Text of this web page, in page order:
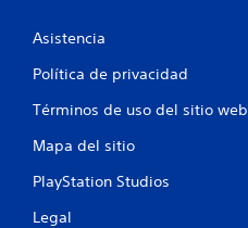
Asistencia
Política de privacidad
Términos de uso del sitio web
Mapa del sitio
PlayStation Studios
Legal